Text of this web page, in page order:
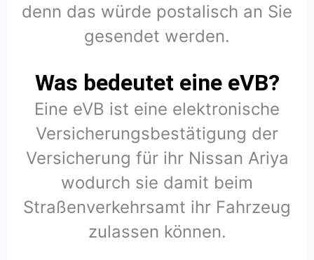
denn das würde postalisch an Sie
gesendet werden.
Was bedeutet eine eVB?
Eine eVB ist eine elektronische
Versicherungsbestätigung der
Versicherung für ihr Nissan Ariya
wodurch sie damit beim
Straßenverkehrsamt ihr Fahrzeug
zulassen können.